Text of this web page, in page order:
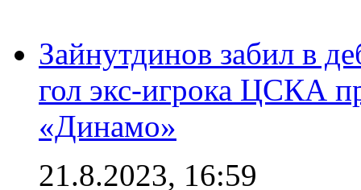
Зайнутдинов забил в
гол экс-игрока ЦСКА
«Динамо»
21.8.2023, 16:59